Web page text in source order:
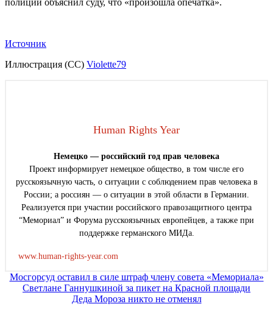
Источник
Иллюстрация (СС) Violette79
Human Rights Year
Немецко — российский год прав человека
Проект информирует немецкое общество, в том числе его
русскоязычную часть, о ситуации с соблюдением прав человека в
России; а россиян — о ситуации в этой области в Германии.
Реализуется при участии российского правозащитного центра
“Мемориал” и Форума русскоязычных европейцев, а также при
поддержке германского МИДа.
www.human-rights-year.com
Навигация
Мосгорсуд оставил в силе штраф члену совета «Мемориала»
Светлане Ганнушкиной за пикет на Красной площади
Деда Мороза никто не отменял